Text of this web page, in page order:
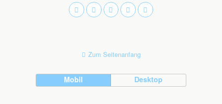
Zum Seitenanfang
Mobil Desktop